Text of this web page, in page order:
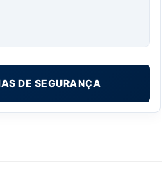
DE SEGURANÇA